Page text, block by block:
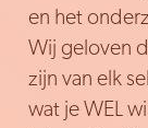
en het
Wij geloven
zijn van elk
wat je WEL